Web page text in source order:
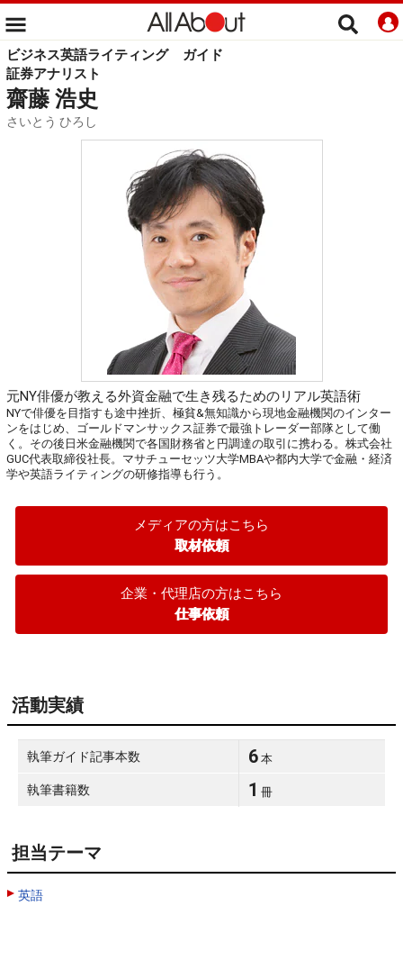
ビジネス英語ライティング
ガイド
証券アナリスト
齋藤 浩史
さいとう ひろし
元NY俳優が教える外資金融で生き残るためのリアル英語術
NYで俳優を目指すも途中挫折、極貧&無知識から現地金融機関のインター
ンをはじめ、ゴールドマンサックス証券で最強トレーダー部隊として働
く。その後日米金融機関で各国財務省と円調達の取引に携わる。株式会社
GUC代表取締役社長。マサチューセッツ大学MBAや都内大学で金融・経済
学や英語ライティングの研修指導も行う。
メディアの方はこちら
取材依頼
企業・代理店の方はこちら
仕事依頼
活動実績
執筆ガイド記事本数 6 本
執筆書籍数 1 冊
担当テーマ
英語